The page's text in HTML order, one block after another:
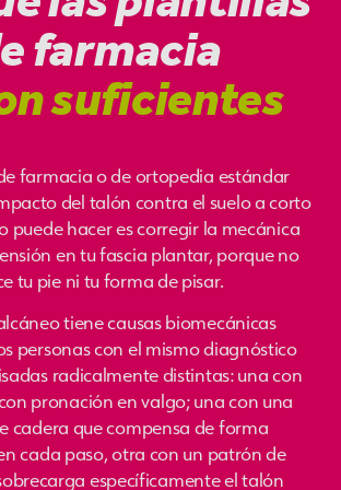
farmacia
suficientes
farmacia o de ortopedia estándar
del talón contra el suelo a corto
puede hacer es corregir la mecánica
en tu fascia plantar, porque no
tu pie ni tu forma de pisar.
tiene causas biomecánicas
personas con el mismo diagnóstico
radicalmente distintas: una con
pronación en valgo; una con una
cadera que compensa de forma
cada paso, otra con un patrón de
específicamente el talón